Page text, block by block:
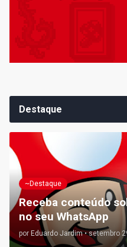
Destaque
~Destaque
Receba conteúdo
no seu WhatsApp
por Eduardo Jardim • setembro